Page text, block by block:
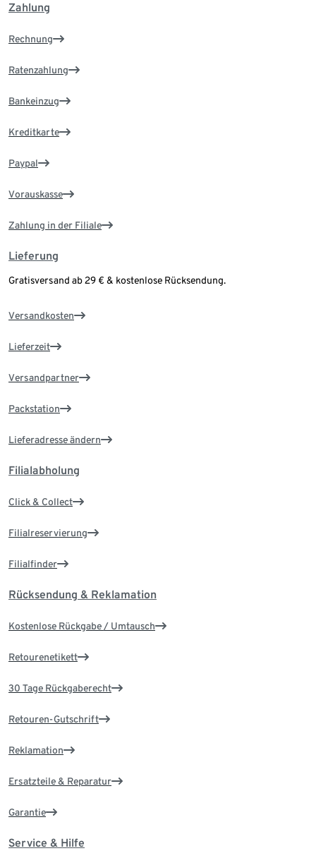
Zahlung
Rechnung
Ratenzahlung
Bankeinzug
Kreditkarte
Paypal
Vorauskasse
Zahlung in der Filiale
Lieferung
Gratisversand ab 29 € & kostenlose Rücksendung.
Versandkosten
Lieferzeit
Versandpartner
Packstation
Lieferadresse ändern
Filialabholung
Click & Collect
Filialreservierung
Filialfinder
Rücksendung & Reklamation
Kostenlose Rückgabe / Umtausch
Retourenetikett
30 Tage Rückgaberecht
Retouren-Gutschrift
Reklamation
Ersatzteile & Reparatur
Garantie
Service & Hilfe